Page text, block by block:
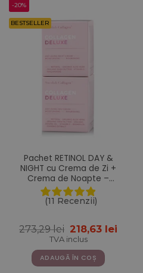
-20%
BESTSELLER
Pachet RETINOL DAY &
NIGHT cu Crema de Zi +
Crema de Noapte –
Gama Colagen Deluxe
(11 Recenzii)
273,29lei Prețul
inițial
a
fost:
273,29 lei.
218,63 leiPrețul
TVA inclus
ADAUGĂ ÎN COȘ